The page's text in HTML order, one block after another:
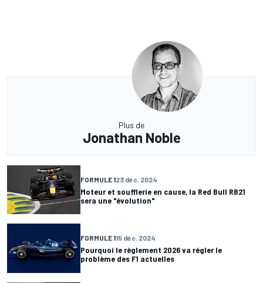
Plus de
Jonathan Noble
FORMULE 123 déc. 2024
Moteur et soufflerie en cause, la Red Bull RB21
sera une "évolution"
FORMULE 115 déc. 2024
Pourquoi le règlement 2026 va régler le
problème des F1 actuelles